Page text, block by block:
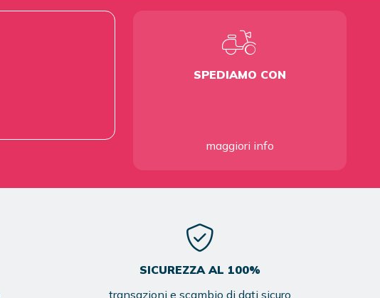
SPEDIAMO CON
maggiori info
SICUREZZA AL 100%
transazioni e scambio di dati sicuro